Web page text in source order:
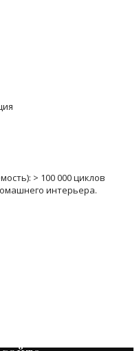
> 100 000 циклов
интерьера.